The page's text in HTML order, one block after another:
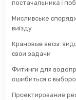
постачальника і
Мисливське
виїзду
Крановые весы:
свои задачи
Фитинги для
ошибиться с
Проектирование